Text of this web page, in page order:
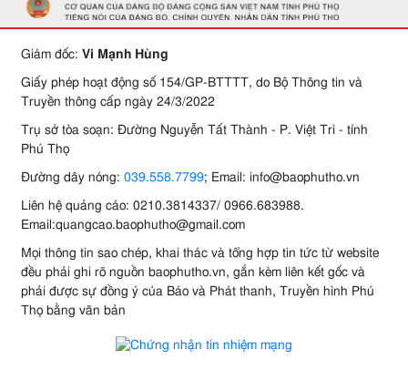
Giám đốc: Vi Mạnh Hùng
Giấy phép hoạt động số 154/GP-BTTTT, do Bộ Thông tin và
Truyền thông cấp ngày 24/3/2022
Trụ sở tòa soạn: Đường Nguyễn Tất Thành - P. Việt Trì - tỉnh
Phú Thọ
Đường dây nóng: 039.558.7799; Email: info@baophutho.vn
Liên hệ quảng cáo: 0210.3814337/ 0966.683988.
Email:quangcao.baophutho@gmail.com
Mọi thông tin sao chép, khai thác và tổng hợp tin tức từ website
đều phải ghi rõ nguồn baophutho.vn, gắn kèm liên kết gốc và
phải được sự đồng ý của Báo và Phát thanh, Truyền hình Phú
Thọ bằng văn bản